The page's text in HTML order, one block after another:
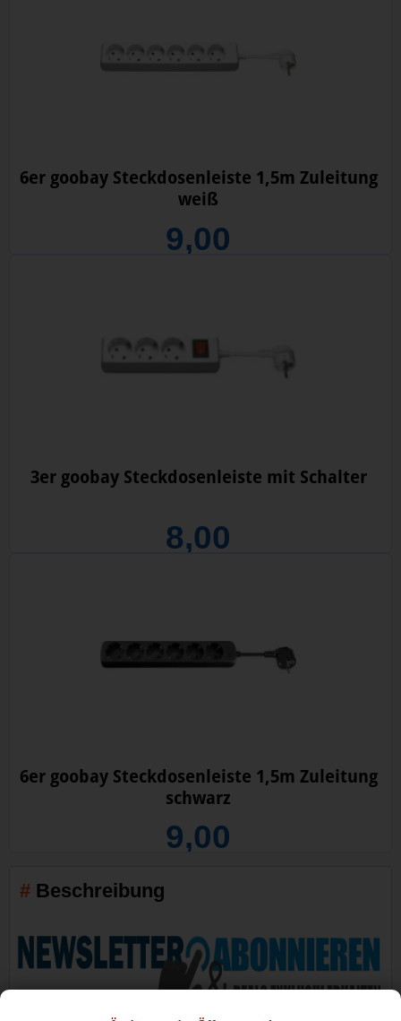
6er goobay Steckdosenleiste 1,5m Zuleitung
weiß
9,00
3er goobay Steckdosenleiste mit Schalter
8,00
6er goobay Steckdosenleiste 1,5m Zuleitung
schwarz
9,00
Beschreibung